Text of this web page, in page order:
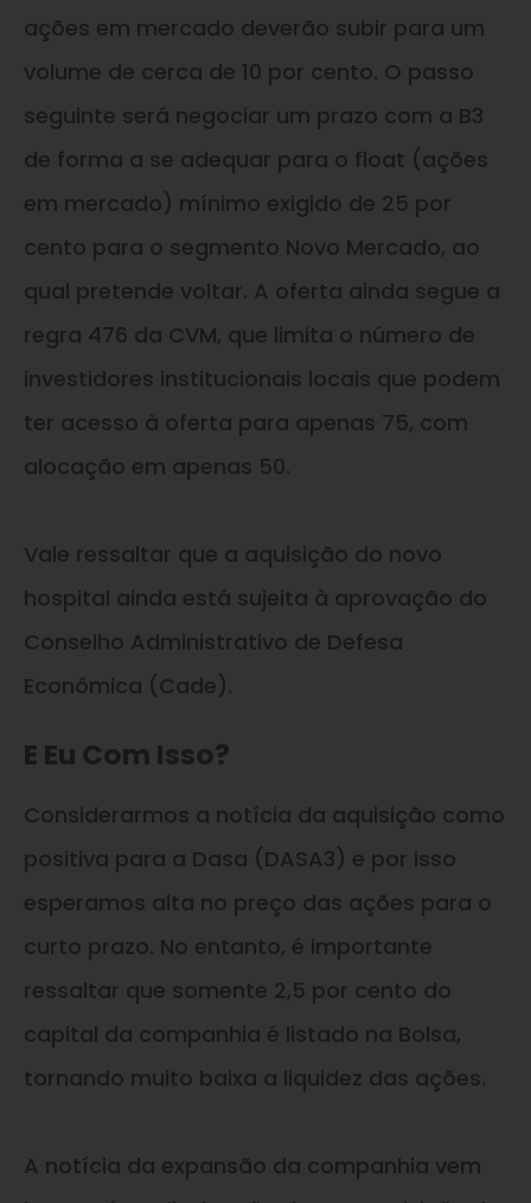
ações em mercado deverão subir para um
volume de cerca de 10 por cento. O passo
seguinte será negociar um prazo com a B3
de forma a se adequar para o float (ações
em mercado) mínimo exigido de 25 por
cento para o segmento Novo Mercado, ao
qual pretende voltar. A oferta ainda segue a
regra 476 da CVM, que limita o número de
investidores institucionais locais que podem
ter acesso à oferta para apenas 75, com
alocação em apenas 50.
Vale ressaltar que a aquisição do novo
hospital ainda está sujeita à aprovação do
Conselho Administrativo de Defesa
Econômica (Cade).
E Eu Com Isso?
Considerarmos a notícia da aquisição como
positiva para a Dasa (DASA3) e por isso
esperamos alta no preço das ações para o
curto prazo. No entanto, é importante
ressaltar que somente 2,5 por cento do
capital da companhia é listado na Bolsa,
tornando muito baixa a liquidez das ações.
A notícia da expansão da companhia vem